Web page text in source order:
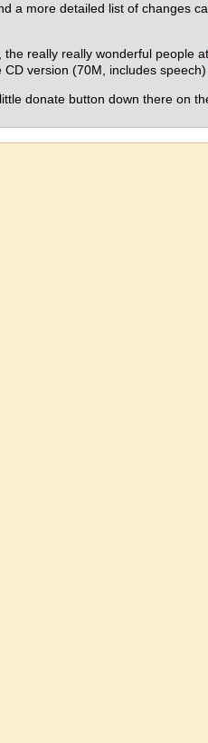
a more detailed list of changes
the really really wonderful people at
CD version (70M, includes
donate button down there on